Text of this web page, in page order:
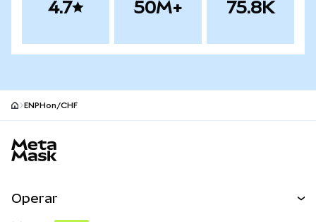
4.7 50M+ 75.8K
ENPHon/CHF
Operar